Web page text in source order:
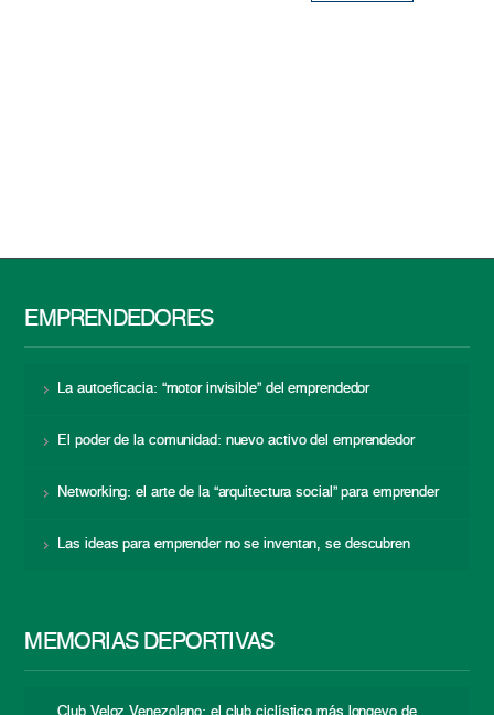
EMPRENDEDORES
La autoeficacia: “motor invisible” del emprendedor
El poder de la comunidad: nuevo activo del emprendedor
Networking: el arte de la “arquitectura social” para emprender
Las ideas para emprender no se inventan, se descubren
MEMORIAS DEPORTIVAS